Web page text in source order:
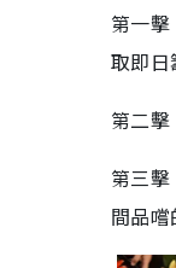
第一
取即日
第二
第三
間品